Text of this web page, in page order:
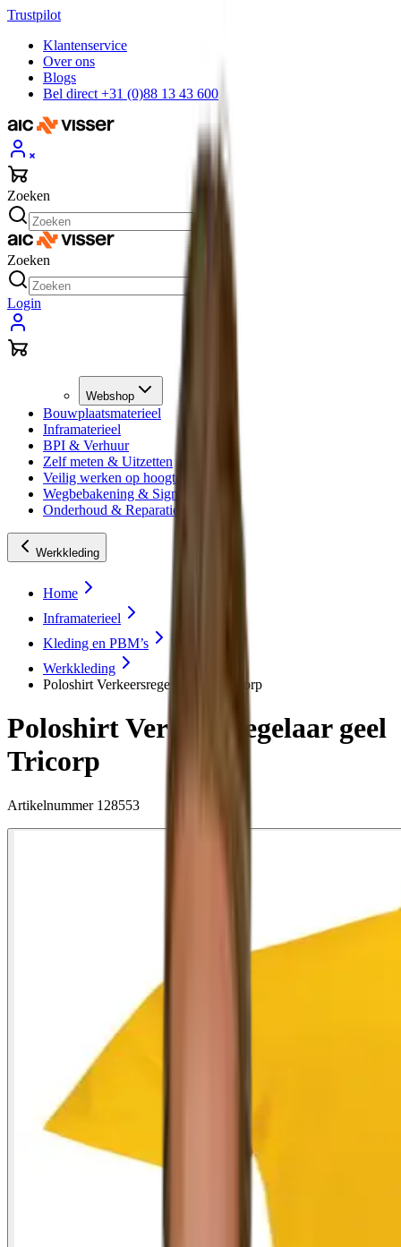
Trustpilot
Klantenservice
Over ons
Blogs
Bel direct +31 (0)88 13 43 600
Zoeken
Zoeken
Login
Webshop
Bouwplaatsmaterieel
Inframaterieel
BPI & Verhuur
Zelf meten & Uitzetten
Veilig werken op hoogte
Wegbebakening & Signing
Onderhoud & Reparatie
Werkkleding
Home
Inframaterieel
Kleding en PBM’s
Werkkleding
Poloshirt Verkeersregelaar geel Tricorp
Poloshirt Verkeersregelaar geel
Tricorp
Artikelnummer 128553